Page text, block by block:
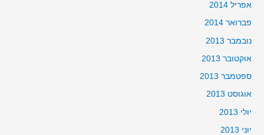
אפריל 2014
פברואר 2014
נובמבר 2013
אוקטובר 2013
ספטמבר 2013
אוגוסט 2013
יולי 2013
יוני 2013